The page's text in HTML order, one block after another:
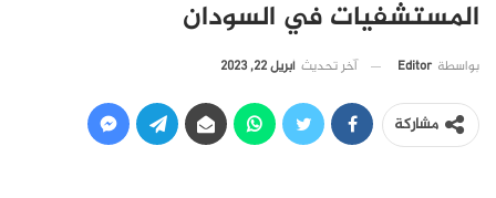
المستشفيات في السودان
بواسطة Editor آخر تحديث أبريل 22, 2023
مشاركة